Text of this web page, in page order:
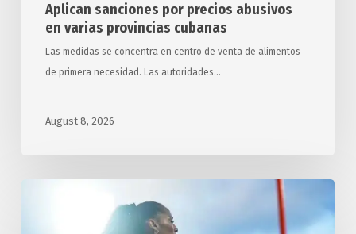
Aplican sanciones por precios abusivos
en varias provincias cubanas
Las medidas se concentra en centro de venta de alimentos
de primera necesidad. Las autoridades…
August 8, 2026